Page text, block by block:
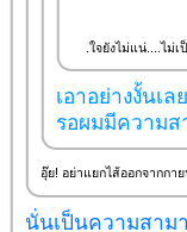
.ใจยังไม่แน่....ไม่เ
เอาอย่างงั้นเล
รอผมมีความส
อุ๊ย! อย่าแยกไส้ออกจากกา
นั่นเป็นความสาม